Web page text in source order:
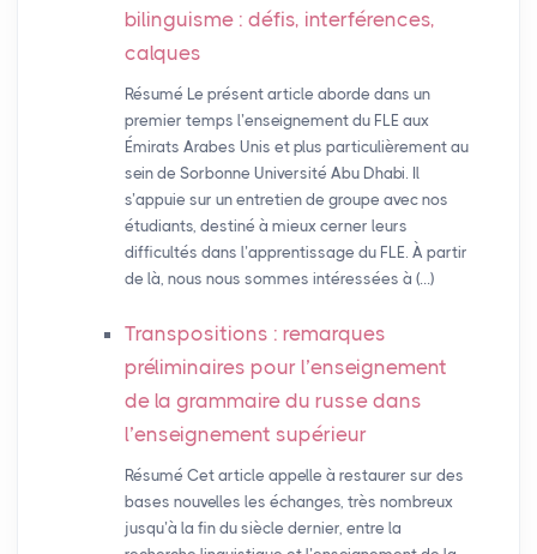
bilinguisme : défis, interférences,
calques
Résumé Le présent article aborde dans un
premier temps l’enseignement du FLE aux
Émirats Arabes Unis et plus particulièrement au
sein de Sorbonne Université Abu Dhabi. Il
s’appuie sur un entretien de groupe avec nos
étudiants, destiné à mieux cerner leurs
difficultés dans l’apprentissage du FLE. À partir
de là, nous nous sommes intéressées à (…)
Transpositions : remarques
préliminaires pour l’enseignement
de la grammaire du russe dans
l’enseignement supérieur
Résumé Cet article appelle à restaurer sur des
bases nouvelles les échanges, très nombreux
jusqu’à la fin du siècle dernier, entre la